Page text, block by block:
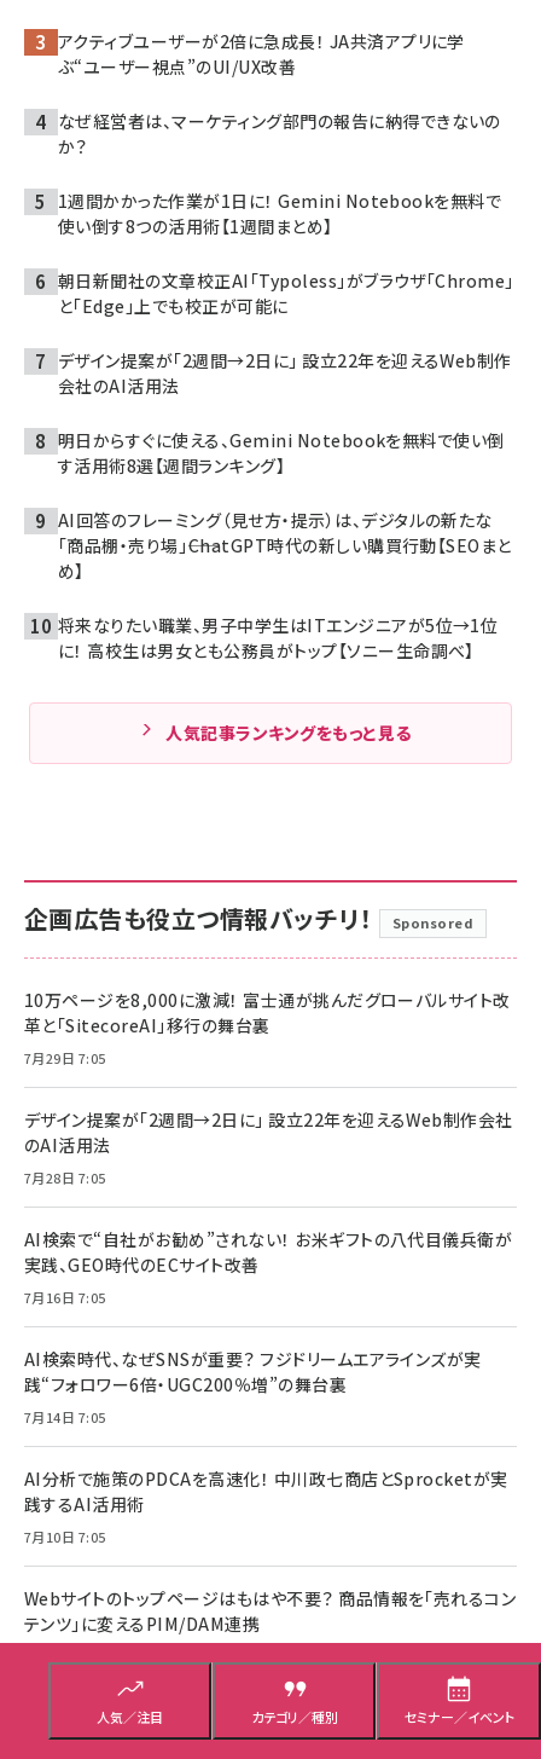
人気／注目 カテゴリ／種別 セミナー／イベント
アクティブユーザーが2倍に急成長！ JA共済アプリに学
ぶ“ユーザー視点”のUI/UX改善
なぜ経営者は、マーケティング部門の報告に納得できないの
か？
1週間かかった作業が1日に！ Gemini Notebookを無料で
使い倒す8つの活用術【1週間まとめ】
朝日新聞社の文章校正AI「Typoless」がブラウザ「Chrome」
と「Edge」上でも校正が可能に
デザイン提案が「2週間→2日に」 設立22年を迎えるWeb制作
会社のAI活用法
明日からすぐに使える、Gemini Notebookを無料で使い倒
す活用術8選【週間ランキング】
AI回答のフレーミング（見せ方・提示）は、デジタルの新たな
「商品棚・売り場」――ChatGPT時代の新しい購買行動【SEOまと
め】
将来なりたい職業、男子中学生はITエンジニアが5位→1位
に！ 高校生は男女とも公務員がトップ【ソニー生命調べ】
人気記事ランキングをもっと見る
企画広告も役立つ情報バッチリ！ Sponsored
10万ページを8,000に激減！ 富士通が挑んだグローバルサイト改
革と「SitecoreAI」移行の舞台裏
7月29日 7:05
デザイン提案が「2週間→2日に」 設立22年を迎えるWeb制作会社
のAI活用法
7月28日 7:05
AI検索で“自社がお勧め”されない！ お米ギフトの八代目儀兵衛が
実践、GEO時代のECサイト改善
7月16日 7:05
AI検索時代、なぜSNSが重要？ フジドリームエアラインズが実
践“フォロワー6倍・UGC200％増”の舞台裏
7月14日 7:05
AI分析で施策のPDCAを高速化！ 中川政七商店とSprocketが実
践するAI活用術
7月10日 7:05
Webサイトのトップページはもはや不要？ 商品情報を「売れるコン
テンツ」に変えるPIM/DAM連携
ECビジネスに有効！ リピート促進や顧客満足度向上に直結する
「LINE通知メッセージ」とは？